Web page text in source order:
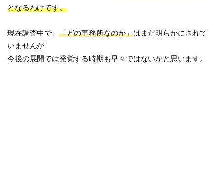
となるわけです。
現在調査中で、「どの事務所なのか」はまだ明らかにされて
いませんが
今後の展開では発覚する時期も早々ではないかと思います。